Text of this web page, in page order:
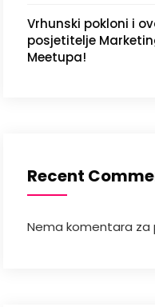
Vrhunski pokloni i
posjetitelje
Meetupa!
Recent
Nema komentara za